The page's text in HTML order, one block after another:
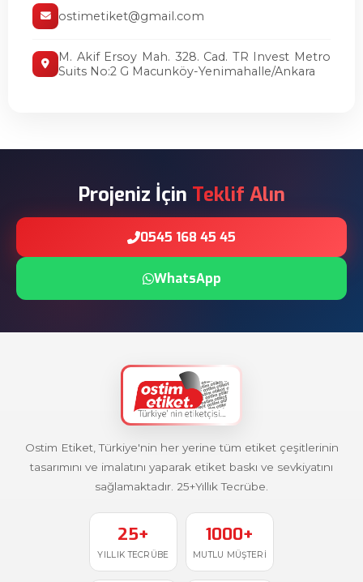
ostimetiket@gmail.com
M. Akif Ersoy Mah. 328. Cad. TR Invest Metro
Suits No:2 G Macunköy-Yenimahalle/Ankara
Projeniz İçin Teklif Alın
0545 168 45 45
WhatsApp
Ostim Etiket, Türkiye'nin her yerine tüm etiket çeşitlerinin
tasarımını ve imalatını yaparak etiket baskı ve sevkiyatını
sağlamaktadır. 25+Yıllık Tecrübe.
25+
YILLIK TECRÜBE
1000+
MUTLU MÜŞTERI